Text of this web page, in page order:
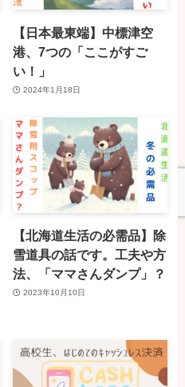
【日本最東端】中標津空
港、7つの「ここがすご
い！」
2024年1月18日
【北海道生活の必需品】除
雪道具の話です。工夫や方
法、「ママさんダンプ」？
2023年10月10日